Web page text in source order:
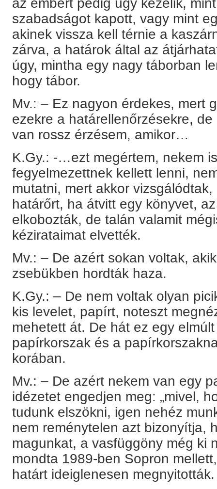
az embert pedig úgy kezelik,
szabadságot kapott, vagy mint
akinek vissza kell térnie a
zárva, a határok által az
úgy, mintha egy nagy táborban
hogy tábor.
Mv.: – Ez nagyon érdekes, mert
ezekre a határellenőrzésekre,
van rossz érzésem, amikor…
K.Gy.: -…ezt megértem, nekem
fegyelmezettnek kellett lenni,
mutatni, mert akkor
határőrt, ha átvitt egy könyvet,
elkobozták, de talán valamit
kézirataimat elvették.
Mv.: – De azért sokan voltak,
zsebükben hordták haza.
K.Gy.: – De nem voltak olyan
kis levelet, papírt, noteszt
mehetett át. De hát ez egy
papírkorszak és a
korában.
Mv.: – De azért nekem van egy
idézetet engedjen meg: „mivel,
tudunk elszökni, igen nehéz
nem reménytelen azt bizonyítja,
magunkat, a vasfüggöny még ki
mondta 1989-ben Sopron
határt ideiglenesen megnyitották.